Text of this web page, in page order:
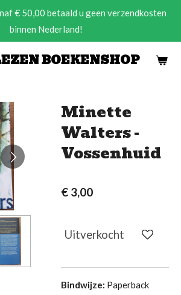
BOEKENSHOP
€ 50,00 betaald u geen verzendkosten
binnen Nederland!
Minette
Walters -
Vossenhuid
€ 3,00
Uitverkocht
Bindwijze: Paperback